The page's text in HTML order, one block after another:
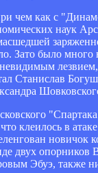
чем как с
наук
Зато было
Станислав
клеилось в
двух
Эбуэ, также